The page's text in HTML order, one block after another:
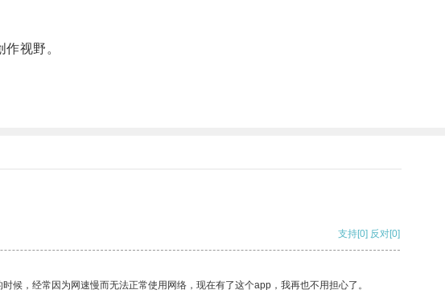
视野。
支持[0] 反对[0]
，经常因为网速慢而无法正常使用网络，现在有了这个app，我再也不用担心了。